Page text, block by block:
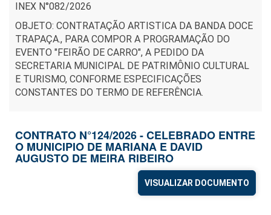
INEX N°082/2026
OBJETO: CONTRATAÇÃO ARTISTICA DA BANDA DOCE
TRAPAÇA., PARA COMPOR A PROGRAMAÇÃO DO
EVENTO "FEIRÃO DE CARRO", A PEDIDO DA
SECRETARIA MUNICIPAL DE PATRIMÔNIO CULTURAL
E TURISMO, CONFORME ESPECIFICAÇÕES
CONSTANTES DO TERMO DE REFERÊNCIA.
CONTRATO N°124/2026 - CELEBRADO ENTRE
O MUNICIPIO DE MARIANA E DAVID
AUGUSTO DE MEIRA RIBEIRO
VISUALIZAR DOCUMENTO